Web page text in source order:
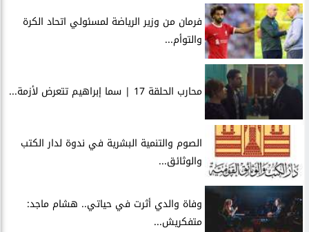
فرمان من وزير الرياضة لمسئولي اتحاد الكرة
والتوأم...
محارب الحلقة 17 | سما إبراهيم تتعرض لأزمة...
الصوم والتنمية البشرية في ندوة لدار الكتب
والوثائق...
وفاة والدي أثرت في حياتي.. هشام ماجد:
متفكريش...